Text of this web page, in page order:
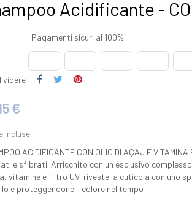
Acidificante -
Pagamenti sicuri al 100%
€
incluse
ACIDIFICANTE CON OLIO DI AÇAJ E
e sfibrati. Arricchito con un esclusivo
vitamine e filtro UV, riveste la cuticola con uno
e proteggendone il colore nel tempo